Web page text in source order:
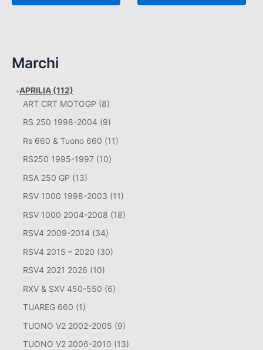
Marchi
APRILIA (112)
ART CRT MOTOGP (8)
RS 250 1998-2004 (9)
Rs 660 & Tuono 660 (11)
RS250 1995-1997 (10)
RSA 250 GP (13)
RSV 1000 1998-2003 (11)
RSV 1000 2004-2008 (18)
RSV4 2009-2014 (34)
RSV4 2015 – 2020 (30)
RSV4 2021 2026 (10)
RXV & SXV 450-550 (6)
TUAREG 660 (1)
TUONO V2 2002-2005 (9)
TUONO V2 2006-2010 (13)